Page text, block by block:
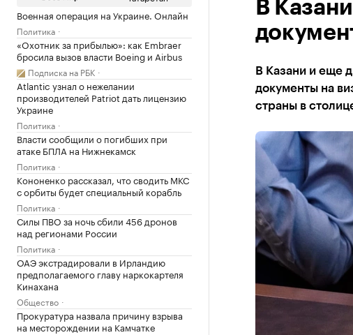
Военная операция на Украине. Онлайн
Политика
«Охотник за прибылью»: как Embraer
бросила вызов власти Boeing и Airbus
Подписка на РБК
Atlantic узнал о нежелании
производителей Patriot дать лицензию
Украине
Политика
Власти сообщили о погибших при
атаке БПЛА на Нижнекамск
Политика
Кононенко рассказал, что сводить МКС
с орбиты будет специальный корабль
Политика
Силы ПВО за ночь сбили 456 дронов
над регионами России
Политика
ОАЭ экстрадировали в Ирландию
предполагаемого главу наркокартеля
Кинахана
Общество
Прокуратура назвала причину взрыва
на месторождении на Камчатке
В
В Казани и еще
документы на
страны в